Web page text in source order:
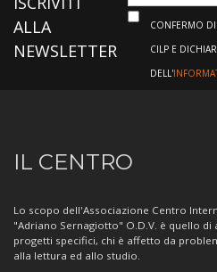
ALLA
NEWSLETTER
CONFERMO DI
CILP E
DELL'
Informazioni
sul
Centro
IL CENTRO
Lo scopo dell'Associazione Centro
"Adriano Sernagiotto" O.D.V. è quello
progetti specifici, chi è affetto da
alla lettura ed allo studio.